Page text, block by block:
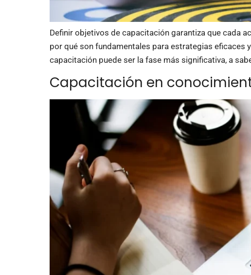
Definir objetivos de capacitación garantiza que cada
por qué son fundamentales para estrategias
capacitación puede ser la fase más significativa, a
Capacitación en